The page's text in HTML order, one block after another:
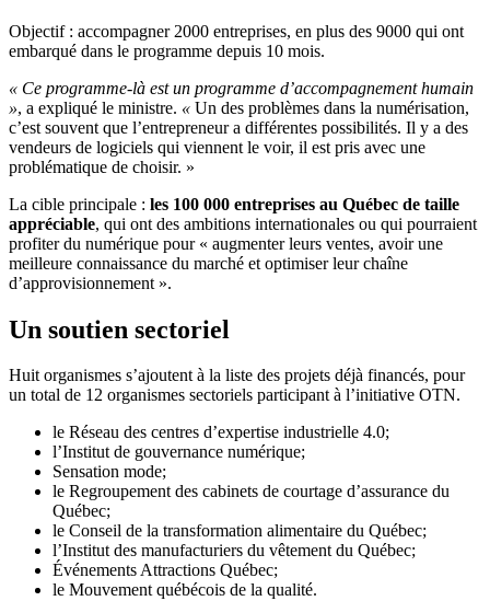
Objectif : accompagner 2000 entreprises, en plus des 9000 qui ont
embarqué dans le programme depuis 10 mois.
« Ce programme-là est un programme d’accompagnement humain
», a expliqué le ministre. « Un des problèmes dans la numérisation,
c’est souvent que l’entrepreneur a différentes possibilités. Il y a des
vendeurs de logiciels qui viennent le voir, il est pris avec une
problématique de choisir. »
La cible principale : les 100 000 entreprises au Québec de taille
appréciable, qui ont des ambitions internationales ou qui pourraient
profiter du numérique pour « augmenter leurs ventes, avoir une
meilleure connaissance du marché et optimiser leur chaîne
d’approvisionnement ».
Un soutien sectoriel
Huit organismes s’ajoutent à la liste des projets déjà financés, pour
un total de 12 organismes sectoriels participant à l’initiative OTN.
le Réseau des centres d’expertise industrielle 4.0;
l’Institut de gouvernance numérique;
Sensation mode;
le Regroupement des cabinets de courtage d’assurance du
Québec;
le Conseil de la transformation alimentaire du Québec;
l’Institut des manufacturiers du vêtement du Québec;
Événements Attractions Québec;
le Mouvement québécois de la qualité.